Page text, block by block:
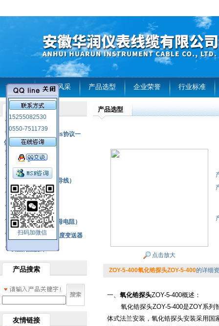
首页 企业风采 产品选型 企业荣誉 行业标准
15255082530
0550-7511739
扫码加微信
产品列表
RS485通讯modbus协议一
体化现场智能仪表
热电偶
压力式温度计
热电偶补偿电缆（导线）
振动传感器
热电阻
铂热电阻元件（云母电阻）
SBW系列一体化温度变送器
双金属温度计
产品搜索
友情链接
产品选型
点击放大
ZOY-5-400氧化锆探头ZOY-5-400的详细
一、 氧化锆探头ZOY-5-400概述：
氧化锆探头ZOY-5-400是ZOY系列
体式法兰安装，氧化锆探头安装采用国